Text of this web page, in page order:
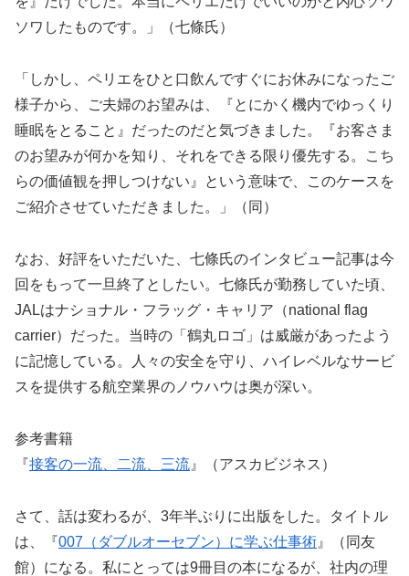
ソワしたものです。」（七條氏）
「しかし、ペリエをひと口飲んですぐにお休みになったご
様子から、ご夫婦のお望みは、『とにかく機内でゆっくり
睡眠をとること』だったのだと気づきました。『お客さま
のお望みが何かを知り、それをできる限り優先する。こち
らの価値観を押しつけない』という意味で、このケースを
ご紹介させていただきました。」（同）
なお、好評をいただいた、七條氏のインタビュー記事は今
回をもって一旦終了としたい。七條氏が勤務していた頃、
JALはナショナル・フラッグ・キャリア（national flag
carrier）だった。当時の「鶴丸ロゴ」は威厳があったよう
に記憶している。人々の安全を守り、ハイレベルなサービ
スを提供する航空業界のノウハウは奥が深い。
参考書籍
『接客の一流、二流、三流 』（アスカビジネス）
さて、話は変わるが、3年半ぶりに出版をした。タイトル
は、『007（ダブルオーセブン）に学ぶ仕事術 』（同友
館）になる。私にとっては9冊目の本になるが、社内の理